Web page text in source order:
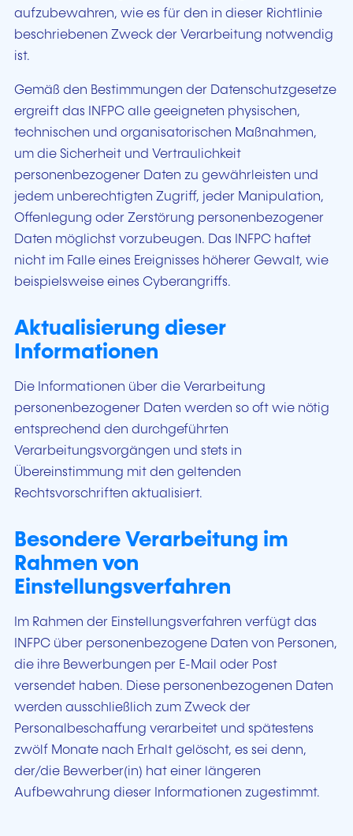
aufzubewahren, wie es für den in dieser Richtlinie
beschriebenen Zweck der Verarbeitung notwendig
ist.
Gemäß den Bestimmungen der Datenschutzgesetze
ergreift das INFPC alle geeigneten physischen,
technischen und organisatorischen Maßnahmen,
um die Sicherheit und Vertraulichkeit
personenbezogener Daten zu gewährleisten und
jedem unberechtigten Zugriff, jeder Manipulation,
Offenlegung oder Zerstörung personenbezogener
Daten möglichst vorzubeugen. Das INFPC haftet
nicht im Falle eines Ereignisses höherer Gewalt, wie
beispielsweise eines Cyberangriffs.
Aktualisierung dieser
Informationen
Die Informationen über die Verarbeitung
personenbezogener Daten werden so oft wie nötig
entsprechend den durchgeführten
Verarbeitungsvorgängen und stets in
Übereinstimmung mit den geltenden
Rechtsvorschriften aktualisiert.
Besondere Verarbeitung im
Rahmen von
Einstellungsverfahren
Im Rahmen der Einstellungsverfahren verfügt das
INFPC über personenbezogene Daten von Personen,
die ihre Bewerbungen per E-Mail oder Post
versendet haben. Diese personenbezogenen Daten
werden ausschließlich zum Zweck der
Personalbeschaffung verarbeitet und spätestens
zwölf Monate nach Erhalt gelöscht, es sei denn,
der/die Bewerber(in) hat einer längeren
Aufbewahrung dieser Informationen zugestimmt.